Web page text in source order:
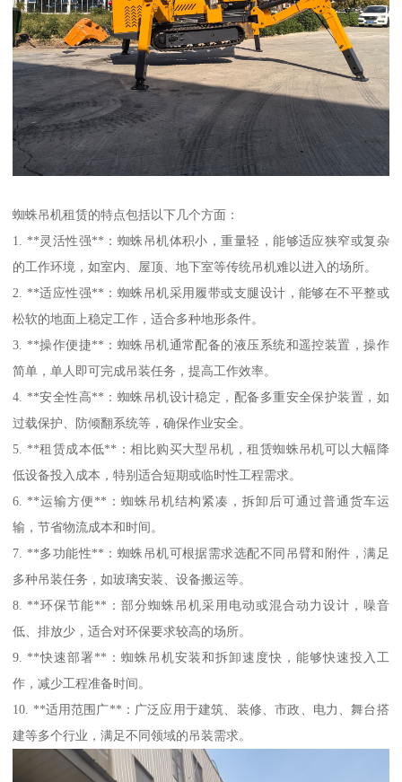
蜘蛛吊机租赁的特点包括以下几个方面：
1. **灵活性强**：蜘蛛吊机体积小，重量轻，能够适应狭窄或复杂
的工作环境，如室内、屋顶、地下室等传统吊机难以进入的场所。
2. **适应性强**：蜘蛛吊机采用履带或支腿设计，能够在不平整或
松软的地面上稳定工作，适合多种地形条件。
3. **操作便捷**：蜘蛛吊机通常配备的液压系统和遥控装置，操作
简单，单人即可完成吊装任务，提高工作效率。
4. **安全性高**：蜘蛛吊机设计稳定，配备多重安全保护装置，如
过载保护、防倾翻系统等，确保作业安全。
5. **租赁成本低**：相比购买大型吊机，租赁蜘蛛吊机可以大幅降
低设备投入成本，特别适合短期或临时性工程需求。
6. **运输方便**：蜘蛛吊机结构紧凑，拆卸后可通过普通货车运
输，节省物流成本和时间。
7. **多功能性**：蜘蛛吊机可根据需求选配不同吊臂和附件，满足
多种吊装任务，如玻璃安装、设备搬运等。
8. **环保节能**：部分蜘蛛吊机采用电动或混合动力设计，噪音
低、排放少，适合对环保要求较高的场所。
9. **快速部署**：蜘蛛吊机安装和拆卸速度快，能够快速投入工
作，减少工程准备时间。
10. **适用范围广**：广泛应用于建筑、装修、市政、电力、舞台搭
建等多个行业，满足不同领域的吊装需求。